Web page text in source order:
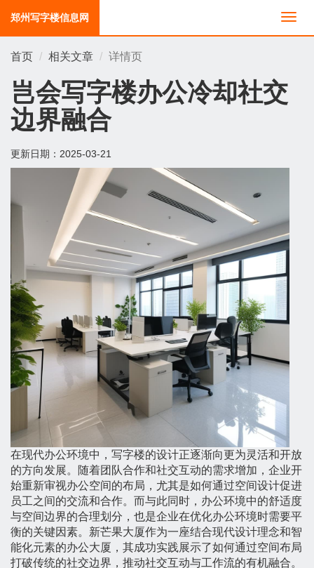
切
换
郑州写字楼信息网
首页 相关文章 详情页
岂会写字楼办公冷却社交
边界融合
更新日期： 2025-03-21
在现代办公环境中，写字楼的设计正逐渐向更为灵活和开放
的方向发展。随着团队合作和社交互动的需求增加，企业开
始重新审视办公空间的布局，尤其是如何通过空间设计促进
员工之间的交流和合作。而与此同时，办公环境中的舒适度
与空间边界的合理划分，也是企业在优化办公环境时需要平
衡的关键因素。新芒果大厦作为一座结合现代设计理念和智
能化元素的办公大厦，其成功实践展示了如何通过空间布局
打破传统的社交边界，推动社交互动与工作流的有机融合。